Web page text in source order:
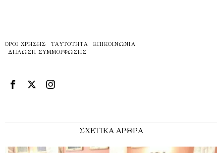
ΌΡΟΙ ΧΡΉΣΗΣ ΤΑΥΤΌΤΗΤΑ
ΕΠΙΚΟΙΝΩΝΊΑ
ΔΉΛΩΣΗ ΣΥΜΜΌΡΦΩΣΗΣ
ΣΧΕΤΙΚΑ ΑΡΘΡΑ